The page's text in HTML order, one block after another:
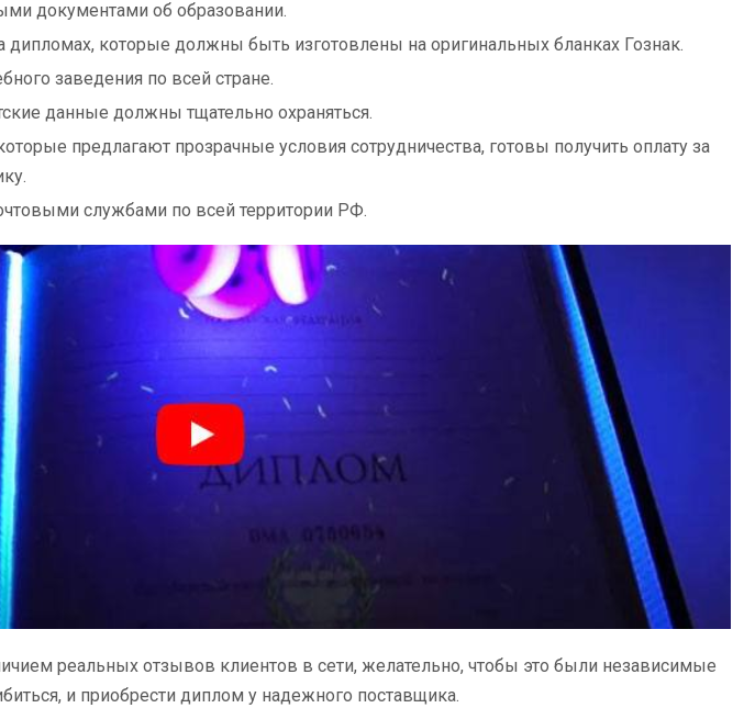
документами об образовании.
дипломах, которые должны быть изготовлены на оригинальных бланках Гознак.
заведения по всей стране.
данные должны тщательно охраняться.
предлагают прозрачные условия сотрудничества, готовы получить оплату за
службами по всей территории РФ.
реальных отзывов клиентов в сети, желательно, чтобы это были независимые
и приобрести диплом у надежного поставщика.